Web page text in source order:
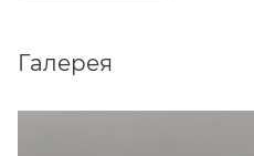
Галерея